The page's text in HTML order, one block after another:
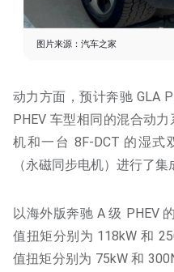
图片来源：汽车之家
动力方面，预计奔驰 GLA
PHEV 车型相同的混合动
机和一台 8F-DCT 的湿
（永磁同步电机）进行了
以海外版奔驰 A 级 PHEV
值扭矩分别为 118kW 和
值扭矩分别为 75kW 和